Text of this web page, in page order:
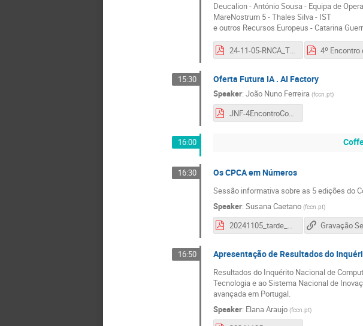
Deucalion - António Sousa - Equipa de
MareNostrum 5 - Thales Silva - IST
e outros Recursos Europeus - Catarina
24-11-05-RNCA_Thales.pdf
15:30 Oferta Futura IA . AI Factory
Speaker: João Nuno Ferreira (fccn.pt)
JNF-4EncontroComputacaoAvancadaAiFactories.pdf
16:00
16:30 Os CPCA em Números
Sessão informativa sobre as 5 edições do
Speaker: Susana Caetano (fccn.pt)
20241105_tarde_ECA2024_ConcursosCA_SC.pdf
16:50 Apresentação de Resultados do
Resultados do Inquérito Nacional de
Tecnologia e ao Sistema Nacional de
avançada em Portugal.
Speaker: Elana Araujo (fccn.pt)